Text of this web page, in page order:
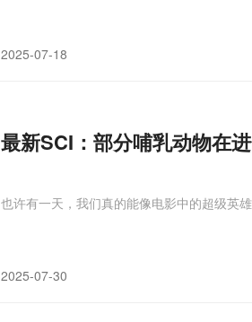
2025-07-18
最新SCI：部分哺乳动物在
也许有一天，我们真的能像电影中的超级英
2025-07-30